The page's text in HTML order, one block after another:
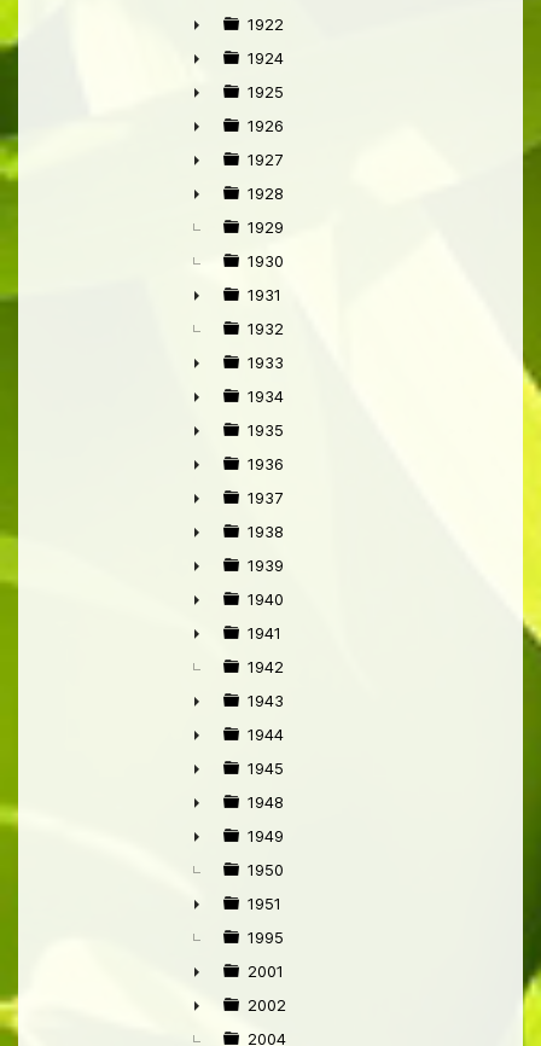
►
►
1922
►
1924
►
1925
►
1926
►
1927
►
1928
1929
1930
►
1931
1932
►
1933
►
1934
►
1935
►
1936
►
1937
►
1938
►
1939
►
1940
►
1941
1942
►
1943
►
1944
►
1945
►
1948
►
1949
1950
►
1951
1995
►
2001
►
2002
2004